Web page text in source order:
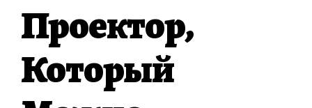
Проектор,
Который